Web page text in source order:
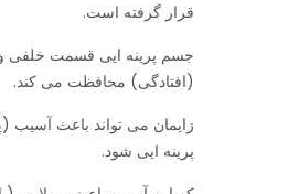
قرار گرفته است.
جسم پرینه ایی قسمت خلفی
(افتادگی) محافظت می کند.
زایمان می تواند باعث
پرینه ایی شود.